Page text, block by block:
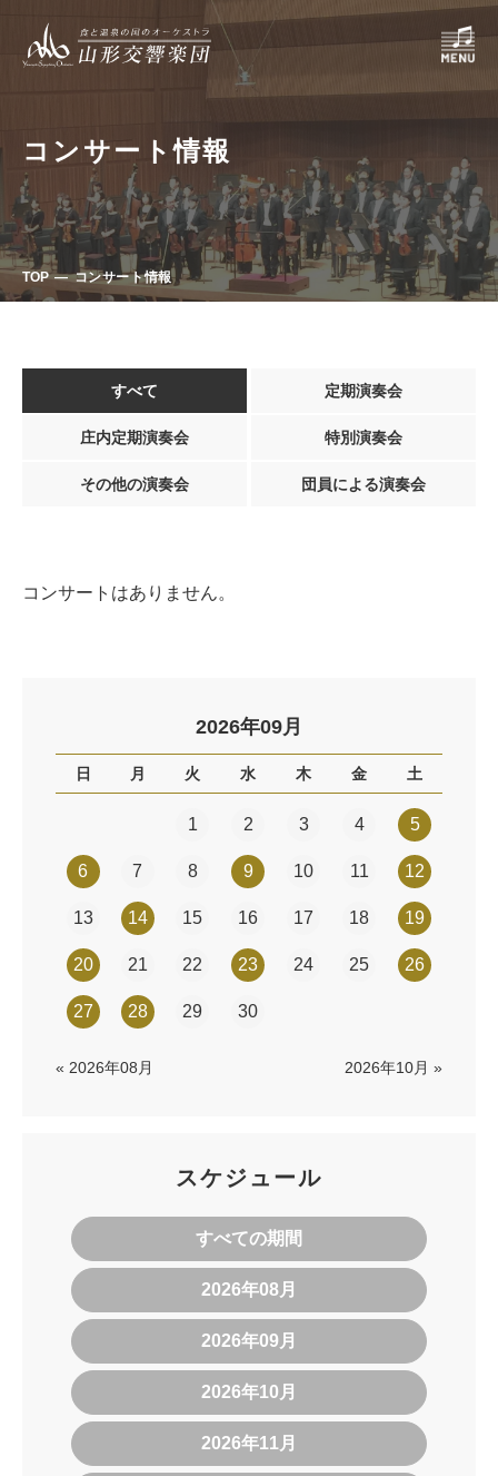
コンサート情報
TOP コンサート情報
すべて 定期演奏会
庄内定期演奏会 特別演奏会
その他の演奏会 団員による演奏会
コンサートはありません。
2026年09月
日 月 火 水 木 金 土
1 2 3 4 5
6 7 8 9 10 11 12
13 14 15 16 17 18 19
20 21 22 23 24 25 26
27 28 29 30
« 2026年08月 2026年10月 »
スケジュール
すべての期間
2026年08月
2026年09月
2026年10月
2026年11月